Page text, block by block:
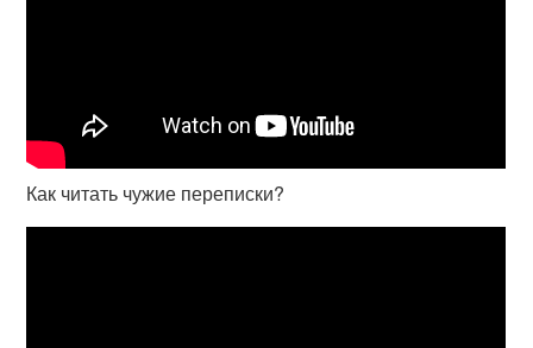
Как читать чужие переписки?